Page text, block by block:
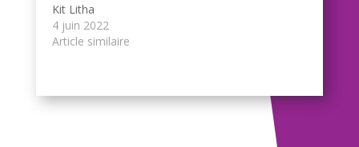
Kit Litha
4 juin 2022
Article similaire